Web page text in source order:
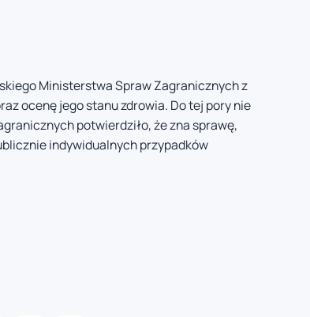
Ministerstwa Spraw Zagranicznych z
ocenę jego stanu zdrowia. Do tej pory nie
potwierdziło, że zna sprawę,
indywidualnych przypadków